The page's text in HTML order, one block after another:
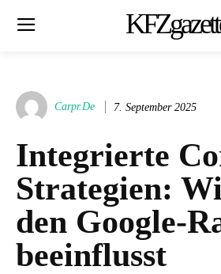
Carpr.de 7. September 2025
Integrierte
Strategien:
den Google-
beeinflusst